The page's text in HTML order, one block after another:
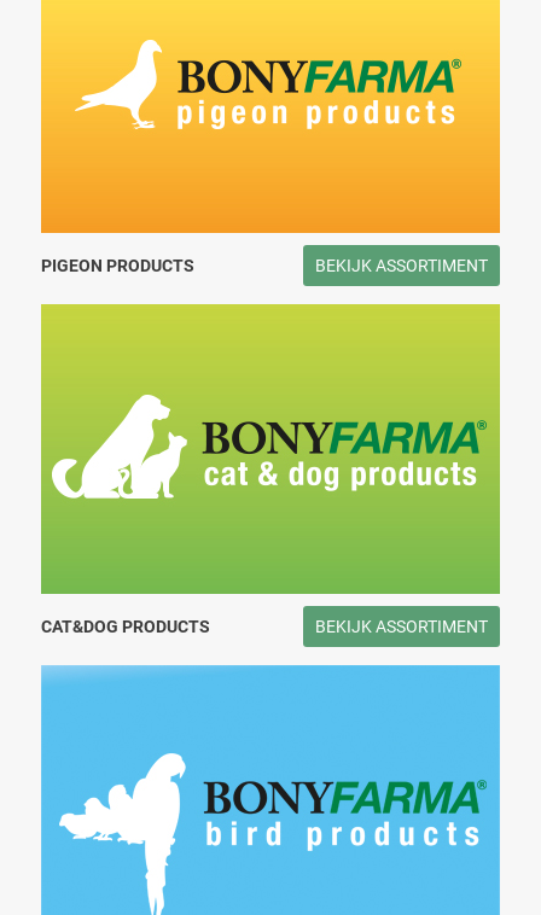
PIGEON PRODUCTS BEKIJK ASSORTIMENT
CAT&DOG PRODUCTS BEKIJK ASSORTIMENT